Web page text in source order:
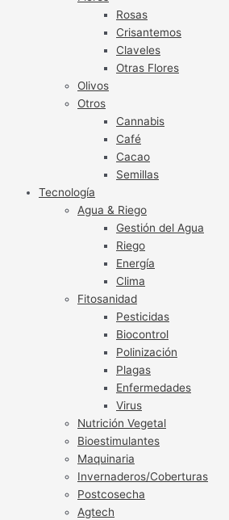
Rosas
Crisantemos
Claveles
Otras Flores
Olivos
Otros
Cannabis
Café
Cacao
Semillas
Tecnología
Agua & Riego
Gestión del Agua
Riego
Energía
Clima
Fitosanidad
Pesticidas
Biocontrol
Polinización
Plagas
Enfermedades
Virus
Nutrición Vegetal
Bioestimulantes
Maquinaria
Invernaderos/Coberturas
Postcosecha
Agtech